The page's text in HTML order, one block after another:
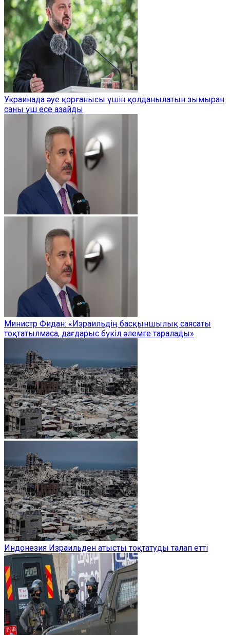
Украинада әуе қорғанысы үшін қолданылатын зымыран
саны үш есе азайды
Министр Фидан: «Израильдің басқыншылық саясаты
тоқтатылмаса, дағдарыс бүкіл әлемге таралады»
Индонезия Израильден атысты тоқтатуды талап етті